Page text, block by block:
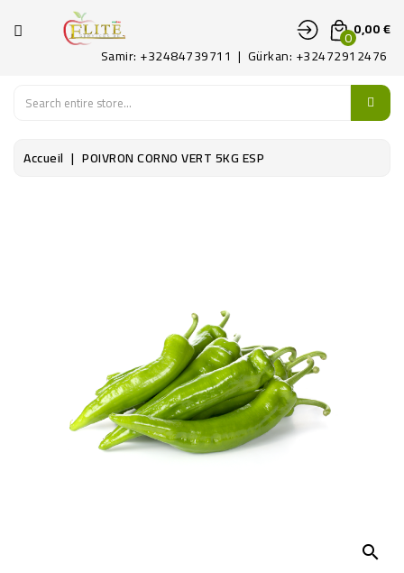
CATÉGORIE
LEGUMES
00,00 €
Samir: +32484739711 | Gürkan: +32472912476
Accueil POIVRON CORNO VERT 5KG ESP
search